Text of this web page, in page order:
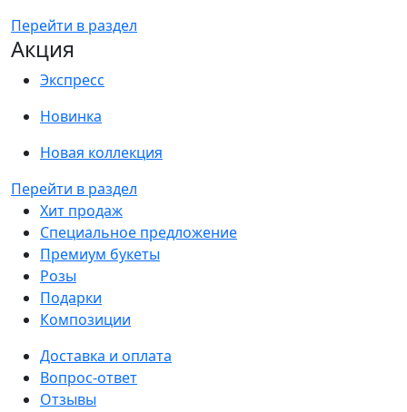
Перейти в раздел
Акция
Экспресс
Новинка
Новая коллекция
Перейти в раздел
Хит продаж
Специальное предложение
Премиум букеты
Розы
Подарки
Композиции
Доставка и оплата
Вопрос-ответ
Отзывы